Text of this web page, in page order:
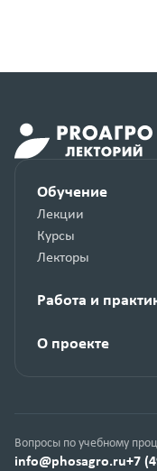
Обучение
Лекции
Курсы
Лекторы
Работа и
О проекте
Вопросы по учебному
info@phosagro.ru+7